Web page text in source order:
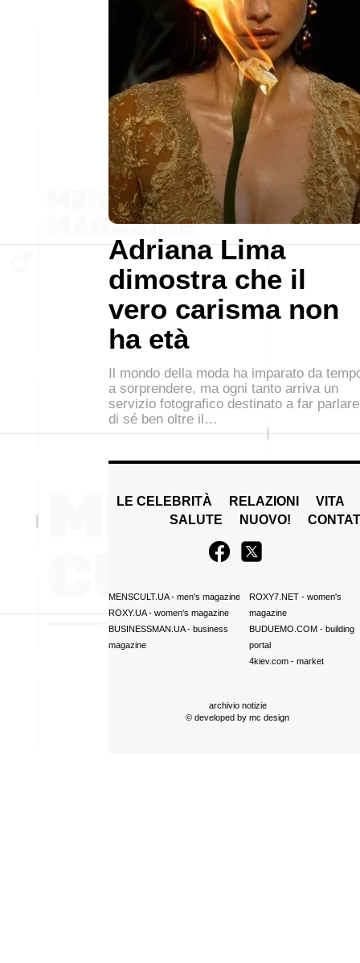
Adriana Lima
dimostra che il
vero carisma non
ha età
Il mondo della moda ha imparato da
a sorprendere, ma ogni tanto arriva un
servizio fotografico destinato a far parlare
di sé ben oltre il…
LE CELEBRITÀ RELAZIONI
VITA
SALUTE
NUOVO!
MENSCULT.UA- men's magazine
ROXY.UA- women's magazine
BUSINESSMAN.UA- business
magazine
ROXY7.NET- women's
magazine
BUDUEMO.COM- building
portal
4kiev.com- market
archivio notizie
© developed by mc design